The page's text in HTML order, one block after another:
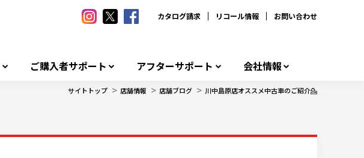
カタログ請求 リコール情報 お問い合わせ
ご購入者サポート アフターサポート 会社情報
サイトトップ > 店舗情報 > 店舗ブログ > 川中島原店オススメ中古車のご紹介💁